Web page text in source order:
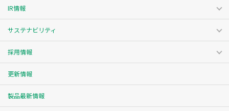
IR情報
サステナビリティ
採用情報
更新情報
製品最新情報